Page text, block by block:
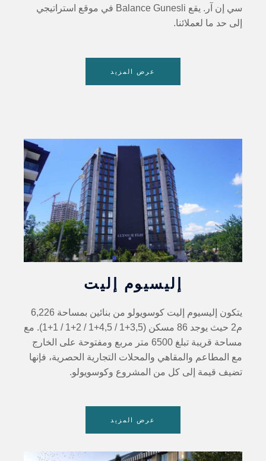
سي إن آر. يقع Balance Gunesli في موقع استراتيجي
إلى حد ما لعملائنا.
عرض المزيد
إليسيوم إليت
يتكون إليسيوم إليت كوسويولو من بنائين بمساحة 6,226
م2 حيث يوجد 86 مسكن (3,5+1 / 4,5+1 / 2+1 / 1+1). مع
مساحة قريبة تبلغ 6500 متر مربع ومفتوحة على الخارج
مع المطاعم والمقاهي والمحلات التجارية الحصرية، فإنها
تضيف قيمة إلى كل من المشروع وكوسويولو.
عرض المزيد